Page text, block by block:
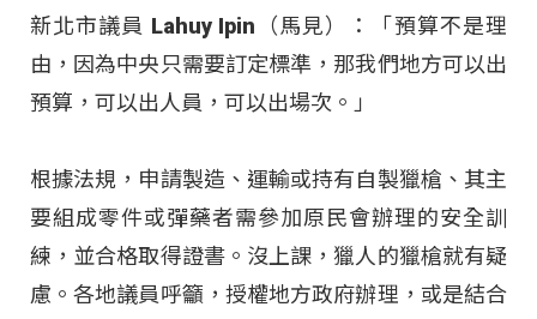
新北市議員 Lahuy Ipin（馬見）：「預算不是理
由，因為中央只需要訂定標準，那我們地方可以出
預算，可以出人員，可以出場次。」
根據法規，申請製造、運輸或持有自製獵槍、其主
要組成零件或彈藥者需參加原民會辦理的安全訓
練，並合格取得證書。沒上課，獵人的獵槍就有疑
慮。各地議員呼籲，授權地方政府辦理，或是結合